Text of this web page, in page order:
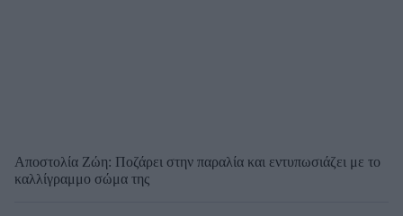
Αποστολία Ζώη: Ποζάρει στην παραλία και εντυπωσιάζει με το
καλλίγραμμο σώμα της